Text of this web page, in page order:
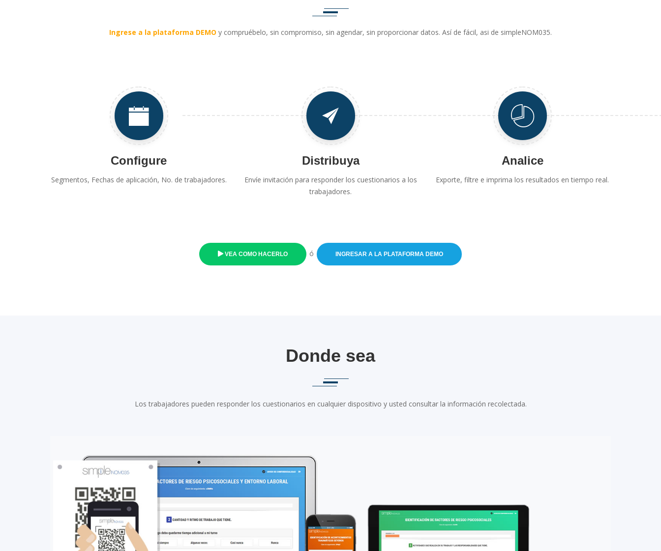
Ingrese a la plataforma DEMO y compruébelo, sin compromiso, sin agendar, sin proporcionar datos. Así de fácil, asi de simpleNOM035.
Configure
Segmentos, Fechas de aplicación, No. de trabajadores.
Distribuya
Envíe invitación para responder los cuestionarios a los
trabajadores.
Analice
Exporte, filtre e imprima los resultados en tiempo real.
VEA COMO HACERLO ó INGRESAR A LA PLATAFORMA DEMO
Donde sea
Los trabajadores pueden responder los cuestionarios en cualquier dispositivo y usted consultar la información recolectada.